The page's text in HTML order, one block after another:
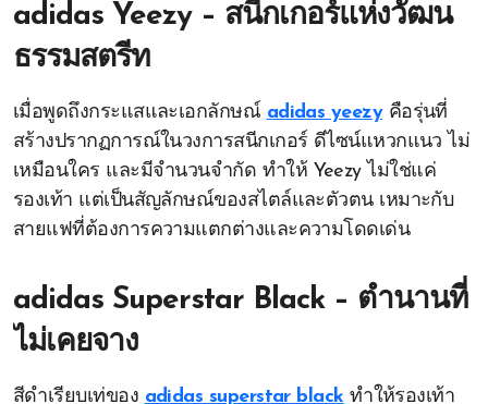
adidas Yeezy – สนีกเกอร์แห่งวัฒน
ธรรมสตรีท
เมื่อพูดถึงกระแสและเอกลักษณ์ adidas yeezyคือรุ่นที่
สร้างปรากฏการณ์ในวงการสนีกเกอร์ ดีไซน์แหวกแนว ไม่
เหมือนใคร และมีจำนวนจำกัด ทำให้ Yeezy ไม่ใช่แค่
รองเท้า แต่เป็นสัญลักษณ์ของสไตล์และตัวตน เหมาะกับ
สายแฟที่ต้องการความแตกต่างและความโดดเด่น
adidas Superstar Black – ตำนานที่
ไม่เคยจาง
สีดำเรียบเท่ของ adidas superstar black ทำให้รองเท้า